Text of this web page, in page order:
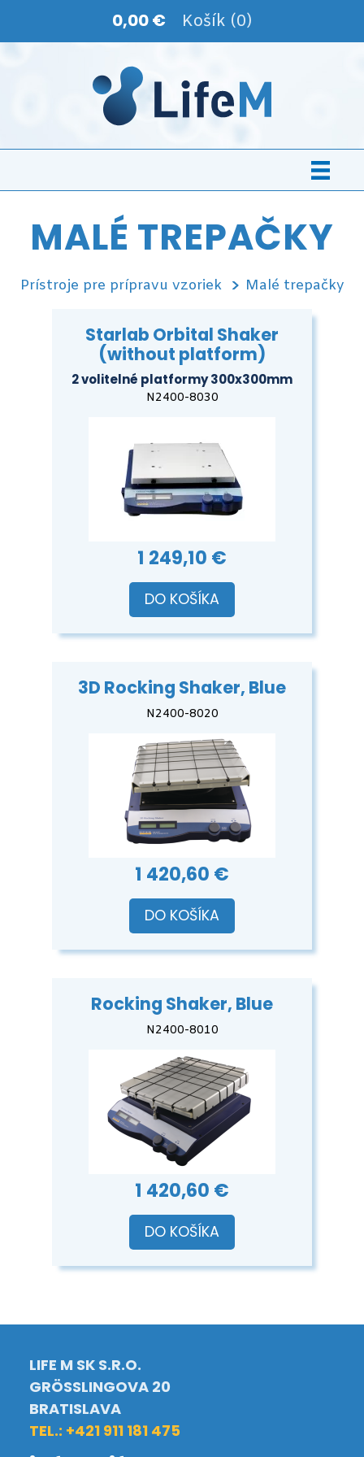
0,00 € Košík (0)
MALÉ TREPAČKY
Prístroje pre prípravu vzoriek Malé trepačky
Starlab Orbital Shaker
(without platform)
2 volitelné platformy 300x300mm
N2400-8030
1 249,10 €
DO KOŠÍKA
3D Rocking Shaker, Blue
N2400-8020
1 420,60 €
DO KOŠÍKA
Rocking Shaker, Blue
N2400-8010
1 420,60 €
DO KOŠÍKA
LIFE M SK S.R.O.
GRÖSSLINGOVA 20
BRATISLAVA
TEL.: +421 911 181 475